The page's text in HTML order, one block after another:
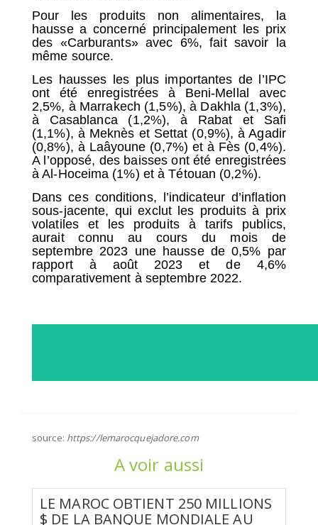
Pour les produits non alimentaires, la
hausse a concerné principalement les prix
des «Carburants» avec 6%, fait savoir la
même source.
Les hausses les plus importantes de l’IPC
ont été enregistrées à Beni-Mellal avec
2,5%, à Marrakech (1,5%), à Dakhla (1,3%),
à Casablanca (1,2%), à Rabat et Safi
(1,1%), à Meknès et Settat (0,9%), à Agadir
(0,8%), à Laâyoune (0,7%) et à Fès (0,4%).
A l’opposé, des baisses ont été enregistrées
à Al-Hoceima (1%) et à Tétouan (0,2%).
Dans ces conditions, l’indicateur d’inflation
sous-jacente, qui exclut les produits à prix
volatiles et les produits à tarifs publics,
aurait connu au cours du mois de
septembre 2023 une hausse de 0,5% par
rapport à août 2023 et de 4,6%
comparativement à septembre 2022.
source: https://lemarocquejadore.com
A voir aussi
LE MAROC OBTIENT 250 MILLIONS
$ DE LA BANQUE MONDIALE AU